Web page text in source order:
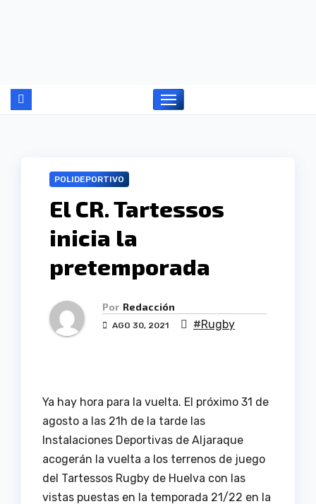
POLIDEPORTIVO
El CR. Tartessos
inicia la
pretemporada
Por Redacción
AGO 30, 2021 #Rugby
Ya hay hora para la vuelta. El próximo 31 de
agosto a las 21h de la tarde las
Instalaciones Deportivas de Aljaraque
acogerán la vuelta a los terrenos de juego
del Tartessos Rugby de Huelva con las
vistas puestas en la temporada 21/22 en la